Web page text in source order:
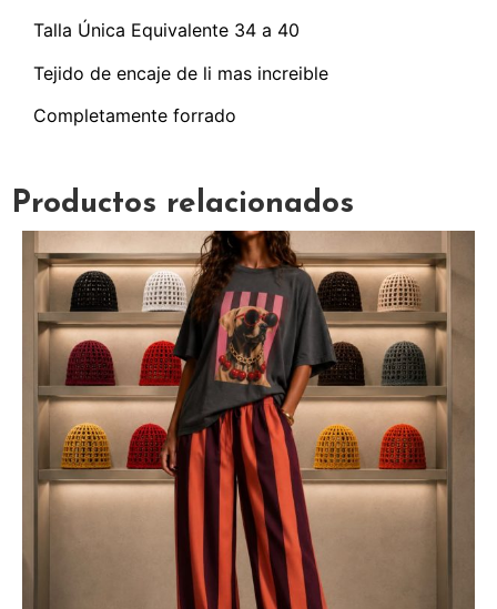
Talla Única Equivalente 34 a 40
Tejido de encaje de li mas increible
Completamente forrado
Productos relacionados